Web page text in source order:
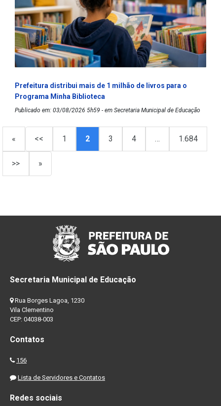
Prefeitura distribui mais de 1 milhão de livros para o
Programa Minha Biblioteca
Publicado em: 03/08/2026 5h59 - em Secretaria Municipal de Educação
« << 1 2 3 4 … 1.684
>> »
Secretaria Municipal de Educação
Rua Borges Lagoa, 1230
Vila Clementino
CEP: 04038-003
Contatos
156
Lista de Servidores e Contatos
Redes sociais